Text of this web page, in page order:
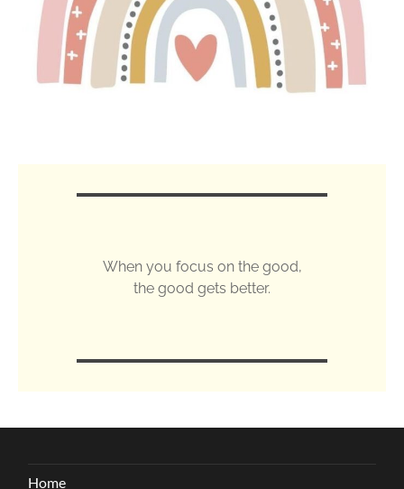
When you focus on the good,
the good gets better.
Home